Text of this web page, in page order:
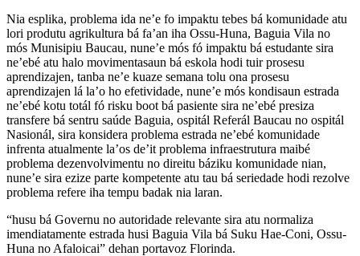
Nia esplika, problema ida ne’e fo impaktu tebes bá komunidade atu
lori produtu agrikultura bá fa’an iha Ossu-Huna, Baguia Vila no
mós Munisipiu Baucau, nune’e mós fó impaktu bá estudante sira
ne’ebé atu halo movimentasaun bá eskola hodi tuir prosesu
aprendizajen, tanba ne’e kuaze semana tolu ona prosesu
aprendizajen lá la’o ho efetividade, nune’e mós kondisaun estrada
ne’ebé kotu totál fó risku boot bá pasiente sira ne’ebé presiza
transfere bá sentru saúde Baguia, ospitál Referál Baucau no ospitál
Nasionál, sira konsidera problema estrada ne’ebé komunidade
infrenta atualmente la’os de’it problema infraestrutura maibé
problema dezenvolvimentu no direitu báziku komunidade nian,
nune’e sira ezize parte kompetente atu tau bá seriedade hodi rezolve
problema refere iha tempu badak nia laran.
“husu bá Governu no autoridade relevante sira atu normaliza
imendiatamente estrada husi Baguia Vila bá Suku Hae-Coni, Ossu-
Huna no Afaloicai” dehan portavoz Florinda.